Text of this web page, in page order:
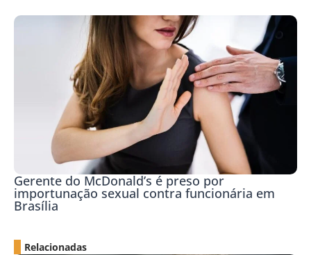
Gerente do McDonald’s é preso por
importunação sexual contra funcionária em
Brasília
Relacionadas